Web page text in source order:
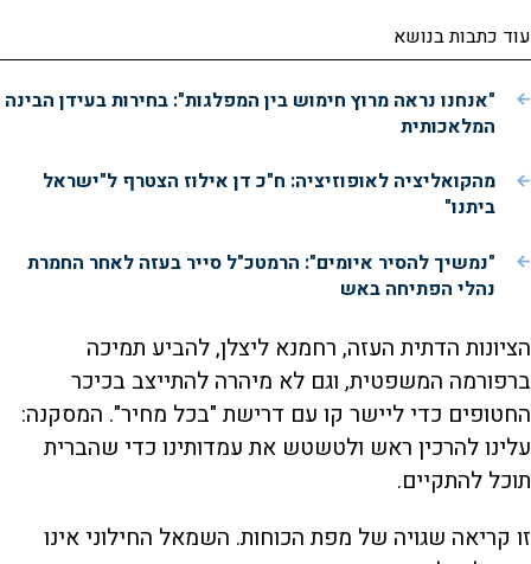
עוד כתבות בנושא
"אנחנו נראה מרוץ חימוש בין המפלגות": בחירות בעידן הבינה
המלאכותית
מהקואליציה לאופוזיציה: ח"כ דן אילוז הצטרף ל"ישראל
ביתנו"
"נמשיך להסיר איומים": הרמטכ"ל סייר בעזה לאחר החמרת
נהלי הפתיחה באש
הציונות הדתית העזה, רחמנא ליצלן, להביע תמיכה
ברפורמה המשפטית, וגם לא מיהרה להתייצב בכיכר
החטופים כדי ליישר קו עם דרישת "בכל מחיר". המסקנה:
עלינו להרכין ראש ולטשטש את עמדותינו כדי שהברית
תוכל להתקיים.
זו קריאה שגויה של מפת הכוחות. השמאל החילוני אינו